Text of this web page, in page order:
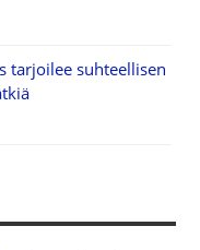
tarjoilee suhteellisen